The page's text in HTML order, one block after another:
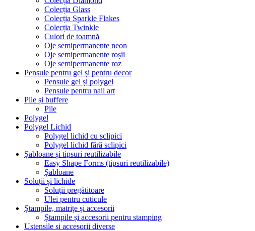
Colecția Glass
Colecția Sparkle Flakes
Colecția Twinkle
Culori de toamnă
Oje semipermanente neon
Oje semipermanente roșii
Oje semipermanente roz
Pensule pentru gel și pentru decor
Pensule gel și polygel
Pensule pentru nail art
Pile și buffere
Pile
Polygel
Polygel Lichid
Polygel lichid cu sclipici
Polygel lichid fără sclipici
Șabloane și tipsuri reutilizabile
Easy Shape Forms (tipsuri reutilizabile)
Șabloane
Soluții și lichide
Soluții pregătitoare
Ulei pentru cuticule
Ștampile, matrițe și accesorii
Ștampile și accesorii pentru stamping
Ustensile si accesorii diverse